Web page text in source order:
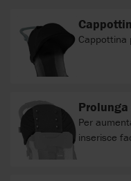
Cappottina
Per
inserisce